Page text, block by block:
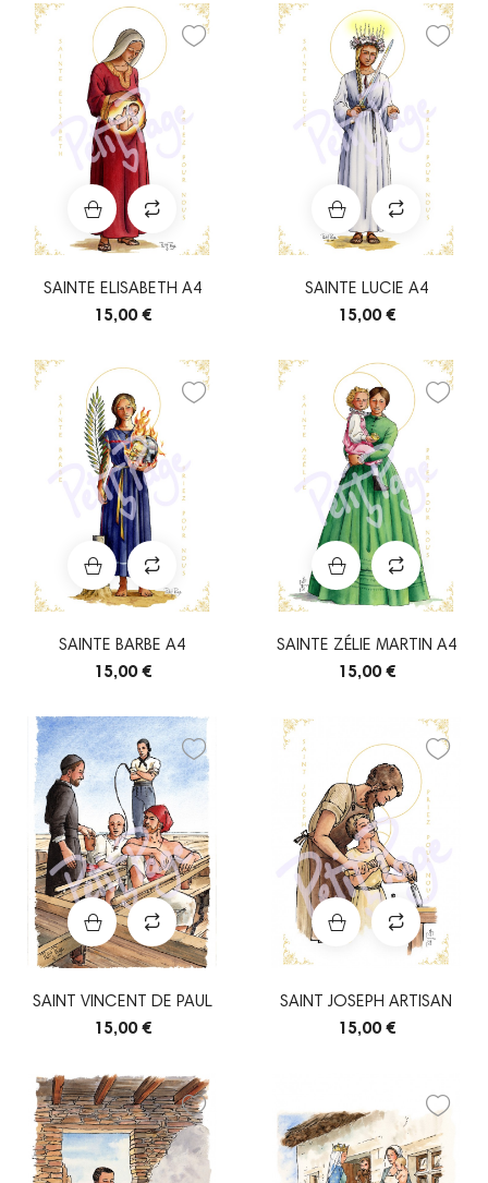
SAINTE ELISABETH A4
15,00 €
SAINTE LUCIE A4
15,00 €
SAINTE BARBE A4
15,00 €
SAINTE ZÉLIE MARTIN A4
15,00 €
SAINT VINCENT DE PAUL
15,00 €
SAINT JOSEPH ARTISAN
15,00 €